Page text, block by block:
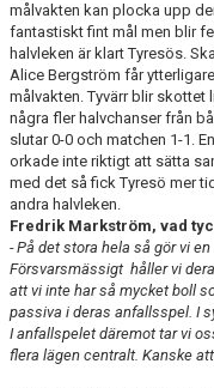
målvakten kan plocka upp
fantastiskt fint mål men blir
halvleken är klart Tyresös.
Alice Bergström får
målvakten. Tyvärr blir skottet
några fler halvchanser från
slutar 0-0 och matchen 1-1.
orkade inte riktigt att sätta
med det så fick Tyresö mer
andra halvleken.
Fredrik Markström, vad
- På det stora hela så gör vi
Försvarsmässigt håller vi
att vi inte har så mycket boll
passiva i deras anfallsspel. I
I anfallspelet däremot tar vi
flera lägen centralt. Kanske